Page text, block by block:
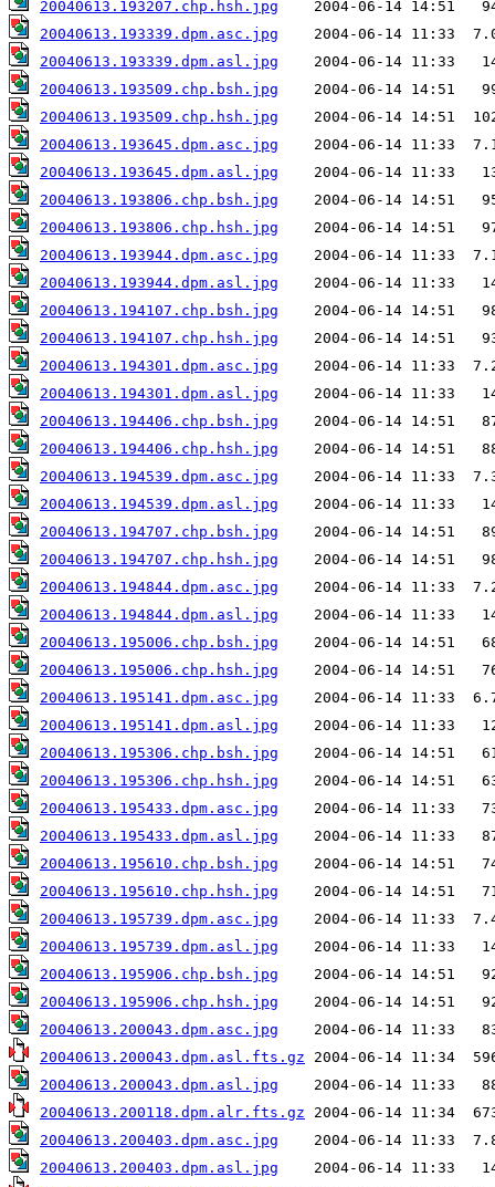
20040613.193207.chp.hsh.jpg
20040613.193339.dpm.asc.jpg
20040613.193339.dpm.asl.jpg
20040613.193509.chp.bsh.jpg
20040613.193509.chp.hsh.jpg
20040613.193645.dpm.asc.jpg
20040613.193645.dpm.asl.jpg
20040613.193806.chp.bsh.jpg
20040613.193806.chp.hsh.jpg
20040613.193944.dpm.asc.jpg
20040613.193944.dpm.asl.jpg
20040613.194107.chp.bsh.jpg
20040613.194107.chp.hsh.jpg
20040613.194301.dpm.asc.jpg
20040613.194301.dpm.asl.jpg
20040613.194406.chp.bsh.jpg
20040613.194406.chp.hsh.jpg
20040613.194539.dpm.asc.jpg
20040613.194539.dpm.asl.jpg
20040613.194707.chp.bsh.jpg
20040613.194707.chp.hsh.jpg
20040613.194844.dpm.asc.jpg
20040613.194844.dpm.asl.jpg
20040613.195006.chp.bsh.jpg
20040613.195006.chp.hsh.jpg
20040613.195141.dpm.asc.jpg
20040613.195141.dpm.asl.jpg
20040613.195306.chp.bsh.jpg
20040613.195306.chp.hsh.jpg
20040613.195433.dpm.asc.jpg
20040613.195433.dpm.asl.jpg
20040613.195610.chp.bsh.jpg
20040613.195610.chp.hsh.jpg
20040613.195739.dpm.asc.jpg
20040613.195739.dpm.asl.jpg
20040613.195906.chp.bsh.jpg
20040613.195906.chp.hsh.jpg
20040613.200043.dpm.asc.jpg
20040613.200043.dpm.asl.fts.gz
20040613.200043.dpm.asl.jpg
20040613.200118.dpm.alr.fts.gz
20040613.200403.dpm.asc.jpg
20040613.200403.dpm.asl.jpg